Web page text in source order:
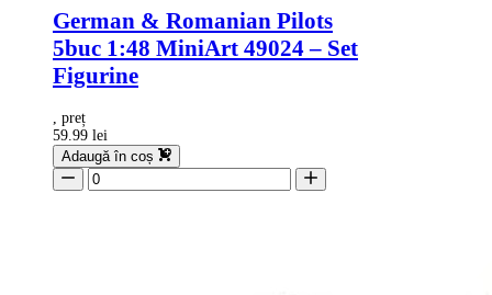
German & Romanian Pilots
5buc 1:48 MiniArt 49024 – Set
Figurine
, preț
59.99 lei
Adaugă în coș